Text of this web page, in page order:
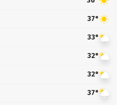
37°
33°
32°
32°
37°